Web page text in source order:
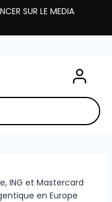
SUR LE MEDIA
ING et Mastercard
en Europe